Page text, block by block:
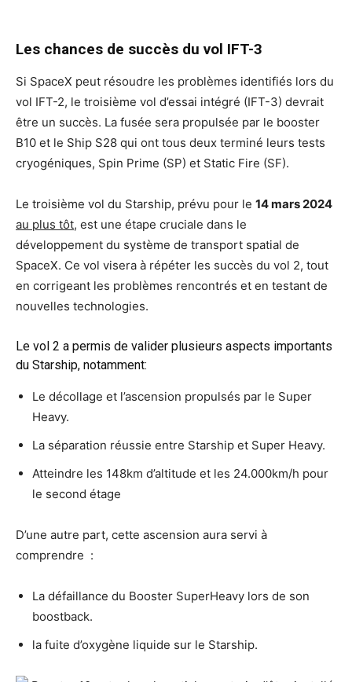
Les chances de succès du vol IFT-3
Si SpaceX peut résoudre les problèmes identifiés lors du
vol IFT-2, le troisième vol d’essai intégré (IFT-3) devrait
être un succès. La fusée sera propulsée par le booster
B10 et le Ship S28 qui ont tous deux terminé leurs tests
cryogéniques, Spin Prime (SP) et Static Fire (SF).
Le troisième vol du Starship, prévu pour le 14 mars 2024
au plus tôt, est une étape cruciale dans le
développement du système de transport spatial de
SpaceX. Ce vol visera à répéter les succès du vol 2, tout
en corrigeant les problèmes rencontrés et en testant de
nouvelles technologies.
Le vol 2 a permis de valider plusieurs aspects importants
du Starship, notamment:
Le décollage et l’ascension propulsés par le Super
Heavy.
La séparation réussie entre Starship et Super Heavy.
Atteindre les 148km d’altitude et les 24.000km/h pour
le second étage
D’une autre part, cette ascension aura servi à
comprendre :
La défaillance du Booster SuperHeavy lors de son
boostback.
la fuite d’oxygène liquide sur le Starship.